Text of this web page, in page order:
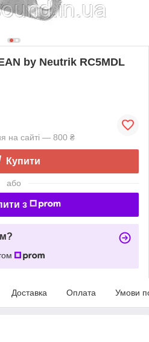
by Neutrik RC5MDL
на сайті — 800 ₴
Купити
або
з
Доставка Оплата Умови